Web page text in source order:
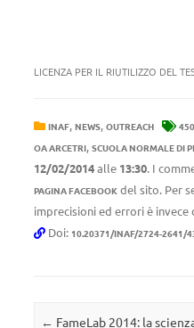
LICENZA PER IL RIUTILIZZO DEL
INAF, NEWS, OUTREACH
OA ARCETRI, SCUOLA NORMALE DI
12/02/2014alle 13:30. I
PAGINA FACEBOOK del sito. Per
imprecisioni ed errori è invece
Doi: 10.20371/INAF/2724-2641/
Navigazione articolo
← FameLab 2014: la